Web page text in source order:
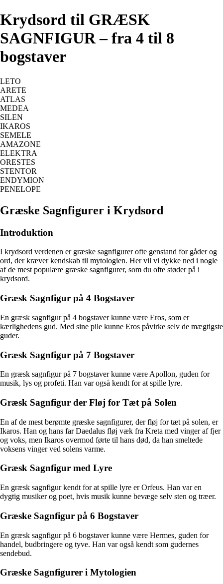
Krydsord til GRÆSK
SAGNFIGUR – fra 4 til 8
bogstaver
LETO
ARETE
ATLAS
MEDEA
SILEN
IKAROS
SEMELE
AMAZONE
ELEKTRA
ORESTES
STENTOR
ENDYMION
PENELOPE
Græske Sagnfigurer i Krydsord
Introduktion
I krydsord verdenen er græske sagnfigurer ofte genstand for gåder og
ord, der kræver kendskab til mytologien. Her vil vi dykke ned i nogle
af de mest populære græske sagnfigurer, som du ofte støder på i
krydsord.
Græsk Sagnfigur på 4 Bogstaver
En græsk sagnfigur på 4 bogstaver kunne være Eros, som er
kærlighedens gud. Med sine pile kunne Eros påvirke selv de mægtigste
guder.
Græsk Sagnfigur på 7 Bogstaver
En græsk sagnfigur på 7 bogstaver kunne være Apollon, guden for
musik, lys og profeti. Han var også kendt for at spille lyre.
Græsk Sagnfigur der Fløj for Tæt på Solen
En af de mest berømte græske sagnfigurer, der fløj for tæt på solen, er
Ikaros. Han og hans far Daedalus fløj væk fra Kreta med vinger af fjer
og voks, men Ikaros overmod førte til hans død, da han smeltede
voksens vinger ved solens varme.
Græsk Sagnfigur med Lyre
En græsk sagnfigur kendt for at spille lyre er Orfeus. Han var en
dygtig musiker og poet, hvis musik kunne bevæge selv sten og træer.
Græske Sagnfigur på 6 Bogstaver
En græsk sagnfigur på 6 bogstaver kunne være Hermes, guden for
handel, budbringere og tyve. Han var også kendt som gudernes
sendebud.
Græske Sagnfigurer i Mytologien